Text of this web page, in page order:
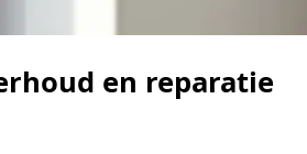
en reparatie